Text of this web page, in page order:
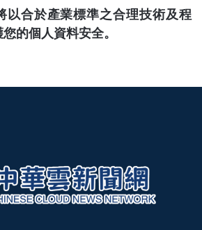
以合於產業標準之合理技術及程
的個人資料安全。